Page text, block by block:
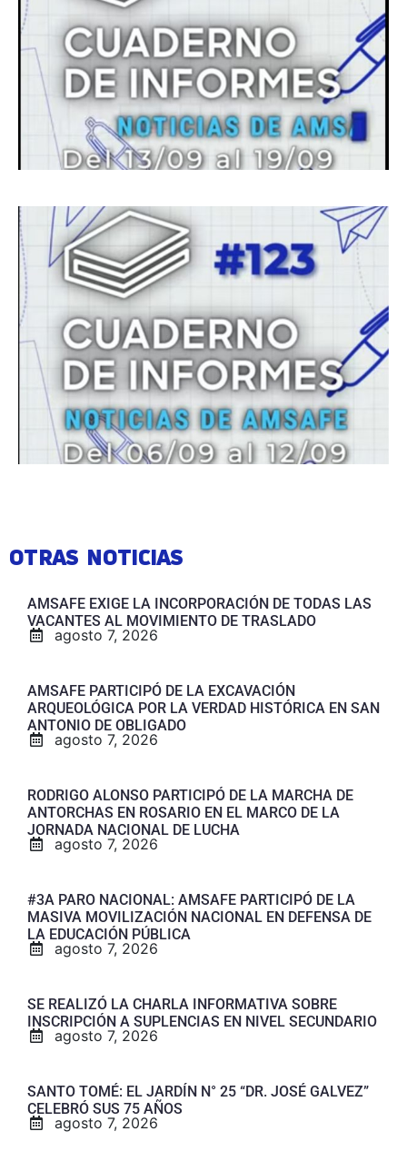
OTRAS NOTICIAS
AMSAFE EXIGE LA INCORPORACIÓN DE TODAS LAS
VACANTES AL MOVIMIENTO DE TRASLADO
agosto 7, 2026
AMSAFE PARTICIPÓ DE LA EXCAVACIÓN
ARQUEOLÓGICA POR LA VERDAD HISTÓRICA EN SAN
ANTONIO DE OBLIGADO
agosto 7, 2026
RODRIGO ALONSO PARTICIPÓ DE LA MARCHA DE
ANTORCHAS EN ROSARIO EN EL MARCO DE LA
JORNADA NACIONAL DE LUCHA
agosto 7, 2026
#3A PARO NACIONAL: AMSAFE PARTICIPÓ DE LA
MASIVA MOVILIZACIÓN NACIONAL EN DEFENSA DE
LA EDUCACIÓN PÚBLICA
agosto 7, 2026
SE REALIZÓ LA CHARLA INFORMATIVA SOBRE
INSCRIPCIÓN A SUPLENCIAS EN NIVEL SECUNDARIO
agosto 7, 2026
SANTO TOMÉ: EL JARDÍN N° 25 “DR. JOSÉ GALVEZ”
CELEBRÓ SUS 75 AÑOS
agosto 7, 2026